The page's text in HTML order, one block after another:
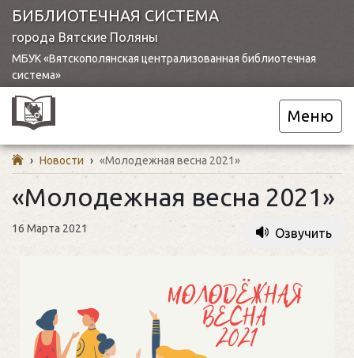
БИБЛИОТЕЧНАЯ СИСТЕМА
города Вятские Поляны
МБУК «Вятскополянская централизованная библиотечная
система»
Меню
› Новости › «Молодежная весна 2021»
«Молодежная весна 2021»
16 Марта 2021 Озвучить